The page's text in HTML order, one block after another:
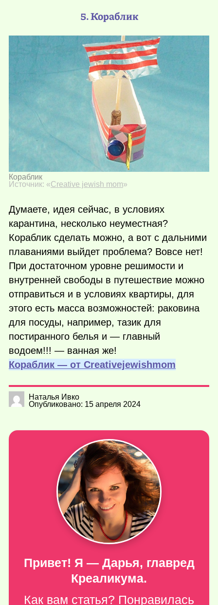
5. Кораблик
Кораблик
Источник: «Creative jewish mom»
Думаете, идея сейчас, в условиях
карантина, несколько неуместная?
Кораблик сделать можно, а вот с дальними
плаваниями выйдет проблема? Вовсе нет!
При достаточном уровне решимости и
внутренней свободы в путешествие можно
отправиться и в условиях квартиры, для
этого есть масса возможностей: раковина
для посуды, например, тазик для
постиранного белья и — главный
водоем!!! — ванная же!
Кораблик — от Сreativejewishmom
Наталья Ивко
Опубликовано: 15 апреля 2024
Привет! Я — Дарья, главред
Креаликума.
Как вам статья? Понравилась